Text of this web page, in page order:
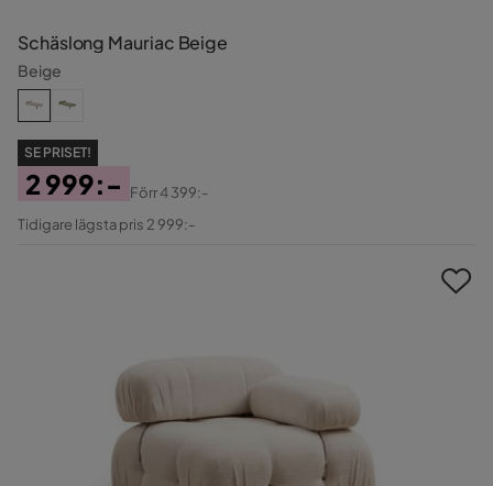
Schäslong Mauriac Beige
Beige
SE PRISET!
Pris
2 999:-
Original
Förr4 399:-
Tidigare lägsta pris 2 999:-